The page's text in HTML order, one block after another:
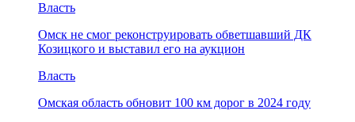
Власть
Омск не смог реконструировать обветшавший ДК
Козицкого и выставил его на аукцион
Власть
Омская область обновит 100 км дорог в 2024 году